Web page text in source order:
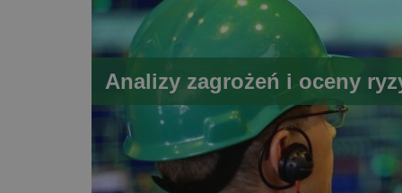
Analizy zagrożeń i oceny